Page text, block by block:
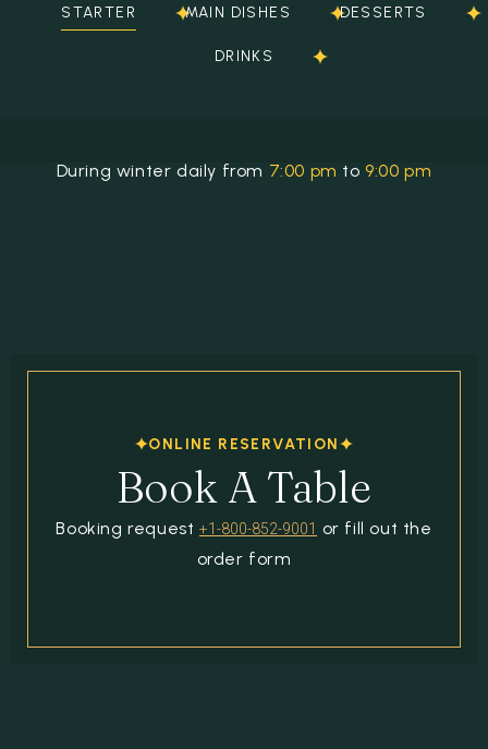
STARTER MAIN DISHES DESSERTS
DRINKS
During winter daily from 7:00 pm to9:00 pm
ONLINE RESERVATION
Book A Table
Booking request +1-800-852-9001 or fill out the
order form